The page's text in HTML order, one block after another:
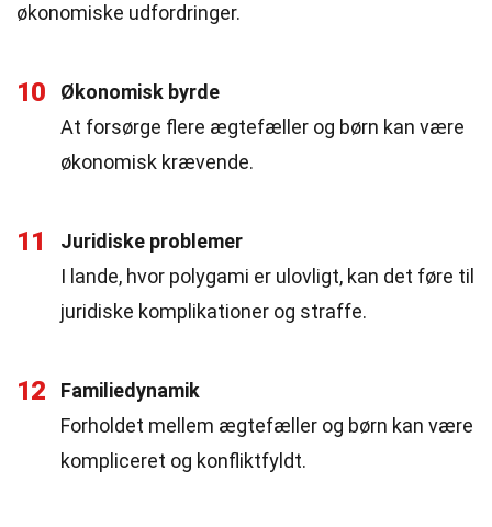
økonomiske udfordringer.
10
Økonomisk byrde
At forsørge flere ægtefæller og børn kan være
økonomisk krævende.
11
Juridiske problemer
I lande, hvor polygami er ulovligt, kan det føre til
juridiske komplikationer og straffe.
12
Familiedynamik
Forholdet mellem ægtefæller og børn kan være
kompliceret og konfliktfyldt.